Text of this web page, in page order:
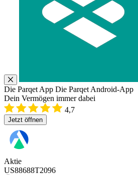
Die Parqet App Die Parqet Android-App
Dein Vermögen immer dabei
4,7
Jetzt öffnen
Aktie
US88688T2096